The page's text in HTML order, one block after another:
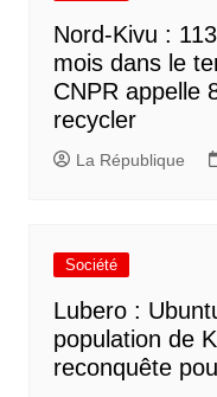
Nord-Kivu :
mois dans le
CNPR appelle
recycler
La République
Société
Lubero :
population de
reconquête